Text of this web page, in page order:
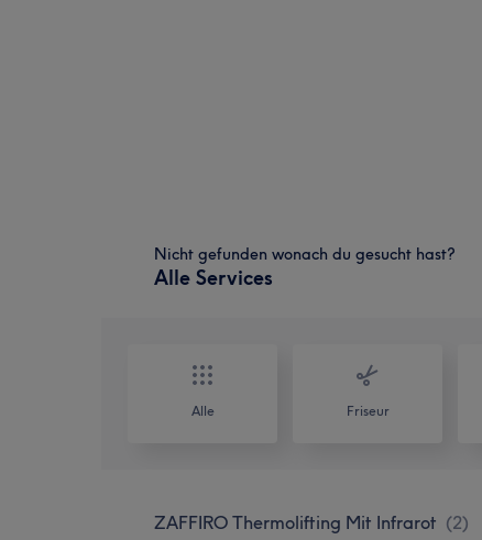
Nicht gefunden wonach du gesucht hast?
Alle Services
Alle Friseur
ZAFFIRO Thermolifting Mit Infrarot (2)